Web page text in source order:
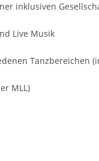
inklusiven
Live Musik
Tanzbereichen
MLL)